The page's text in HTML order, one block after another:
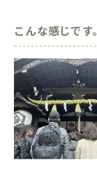
こんな感じです。